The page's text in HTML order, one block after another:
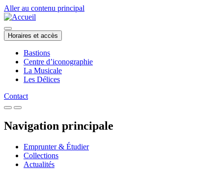
Aller au contenu principal
Horaires et accès
Bastions
Centre d’iconographie
La Musicale
Les Délices
Contact
Navigation principale
Emprunter & Étudier
Collections
Actualités